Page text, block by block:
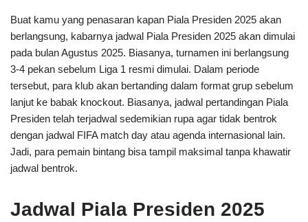
Buat kamu yang penasaran kapan Piala Presiden 2025 akan
berlangsung, kabarnya jadwal Piala Presiden 2025 akan dimulai
pada bulan Agustus 2025. Biasanya, turnamen ini berlangsung
3-4 pekan sebelum Liga 1 resmi dimulai. Dalam periode
tersebut, para klub akan bertanding dalam format grup sebelum
lanjut ke babak knockout. Biasanya, jadwal pertandingan Piala
Presiden telah terjadwal sedemikian rupa agar tidak bentrok
dengan jadwal FIFA match day atau agenda internasional lain.
Jadi, para pemain bintang bisa tampil maksimal tanpa khawatir
jadwal bentrok.
Jadwal Piala Presiden 2025